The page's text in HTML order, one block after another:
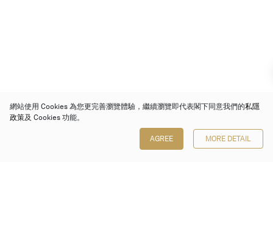
網站使用 Cookies 為您更完善瀏覽體驗，繼續瀏覽即代表閣下同意我們的私隱
政策及 Cookies 功能。
AGREE MORE DETAIL